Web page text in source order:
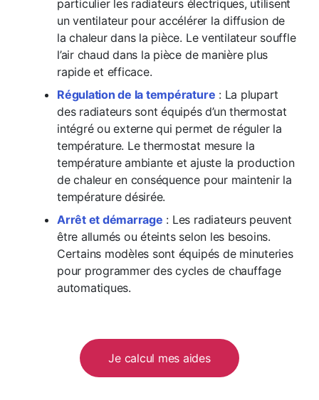
particulier les radiateurs électriques, utilisent
un ventilateur pour accélérer la diffusion de
la chaleur dans la pièce. Le ventilateur souffle
l’air chaud dans la pièce de manière plus
rapide et efficace.
Régulation de la température : La plupart
des radiateurs sont équipés d’un thermostat
intégré ou externe qui permet de réguler la
température. Le thermostat mesure la
température ambiante et ajuste la production
de chaleur en conséquence pour maintenir la
température désirée.
Arrêt et démarrage : Les radiateurs peuvent
être allumés ou éteints selon les besoins.
Certains modèles sont équipés de minuteries
pour programmer des cycles de chauffage
automatiques.
Je calcul mes aides